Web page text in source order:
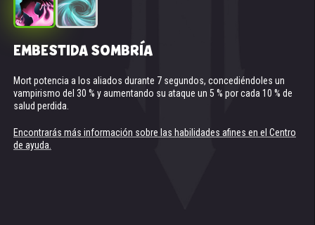
EMBESTIDA SOMBRÍA
Mort potencia a los aliados durante 7 segundos, concediéndoles un
vampirismo del 30 % y aumentando su ataque un 5 % por cada 10 % de
salud perdida.
Encontrarás más información sobre las habilidades afines en el Centro
de ayuda.
AGUJERO NEGRO (TÓTEM DE ESPÍRITU DE
Está disponible cuando tu equipo tiene al menos 2 titanes de oscuridad
en el campo de batalla.
enemigos y les inflige daño durante 5 segundos. Cuanto más lejos
estén los titanes enemigos de la singularidad, menor será el daño que